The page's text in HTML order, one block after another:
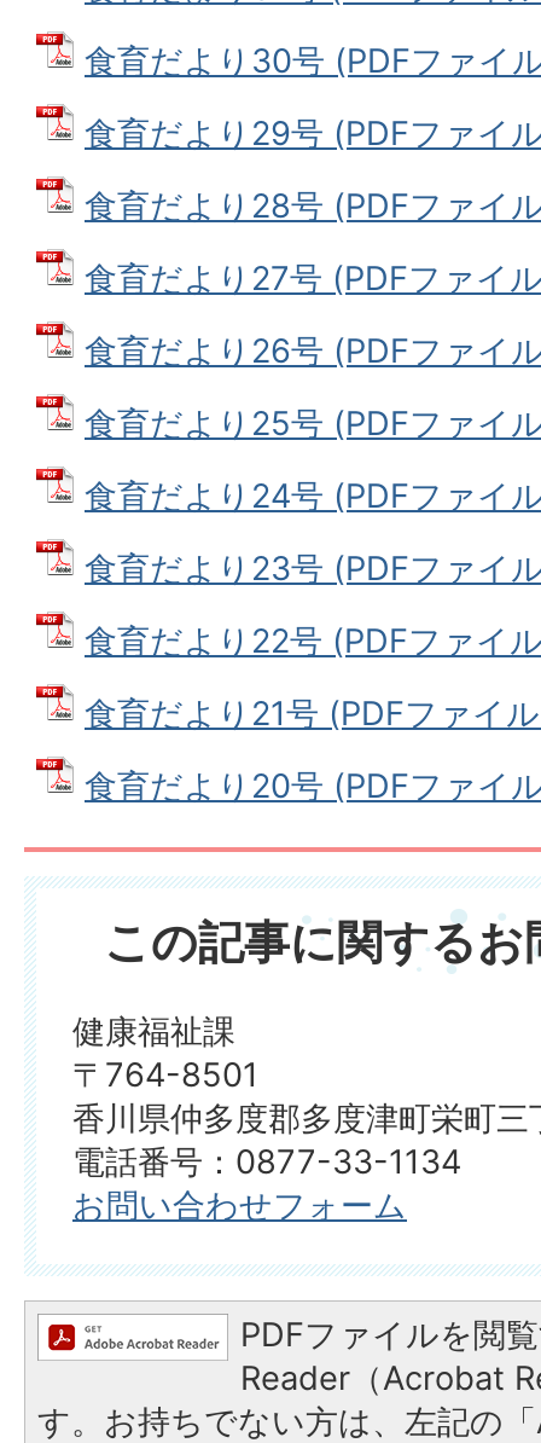
食育だより30号 (PDFファイ
食育だより29号 (PDFファイ
食育だより28号 (PDFファイ
食育だより27号 (PDFファイ
食育だより26号 (PDFファイ
食育だより25号 (PDFファイ
食育だより24号 (PDFファイ
食育だより23号 (PDFファイ
食育だより22号 (PDFファイ
食育だより21号 (PDFファイ
食育だより20号 (PDFファイ
この記事に関する
健康福祉課
〒764-8501
香川県仲多度郡多度津町栄町
電話番号：0877-33-1134
お問い合わせフォーム
PDFファイルを閲
Reader（Acrobat
す。お持ちでない方は、左記の